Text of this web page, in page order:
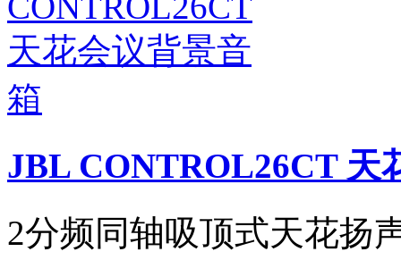
JBL CONTROL26CT 天
2分频同轴吸顶式天花扬